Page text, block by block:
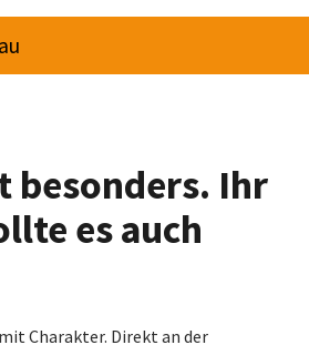
besonders. Ihr
es auch
Charakter. Direkt an der